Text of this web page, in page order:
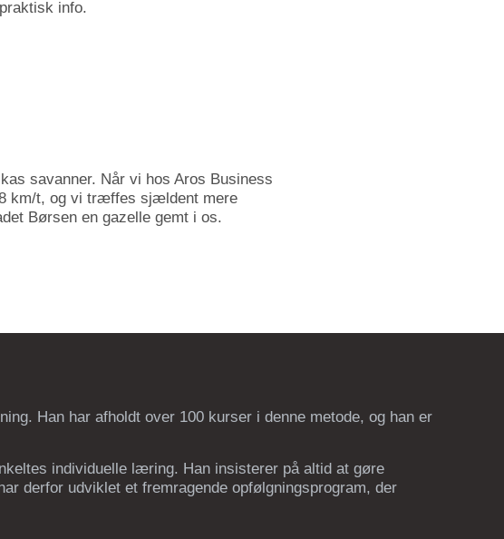
info.
savanner. Når vi hos Aros Business
km/t, og vi træffes sjældent mere
Børsen en gazelle gemt i os.
Han har afholdt over 100 kurser i denne metode, og han er
individuelle læring. Han insisterer på altid at gøre
derfor udviklet et fremragende opfølgningsprogram, der